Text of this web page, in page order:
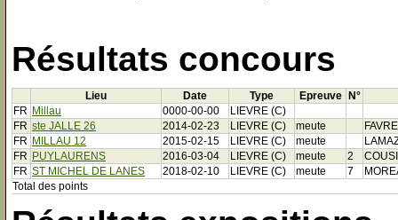
Résultats concours
Lieu Date Type Epreuve
N°
FR Millau 0000-00-00
LIEVRE (C)
FR ste JALLE 26 2014-02-23 LIEVRE (C) meute
FR MILLAU 12 2015-02-15 LIEVRE (C) meute
FR PUYLAURENS 2016-03-04 LIEVRE (C) meute 2
FR ST MICHEL DE LANES 2018-02-10 LIEVRE (C) meute 7
Total des points